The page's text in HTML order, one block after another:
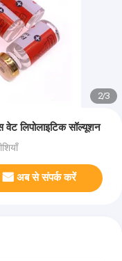
2/3
वेट लिपोलाइटिक सॉल्यूशन
अब से संपर्क करें